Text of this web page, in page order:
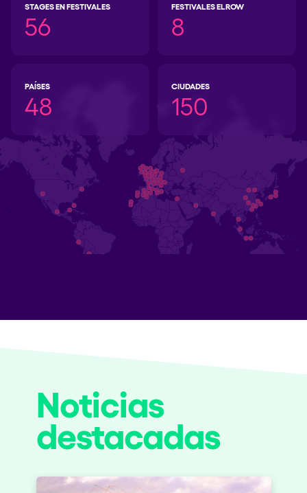
STAGES EN FESTIVALES
56
FESTIVALES ELROW
8
PAÍSES
48
CIUDADES
150
Noticias
destacadas